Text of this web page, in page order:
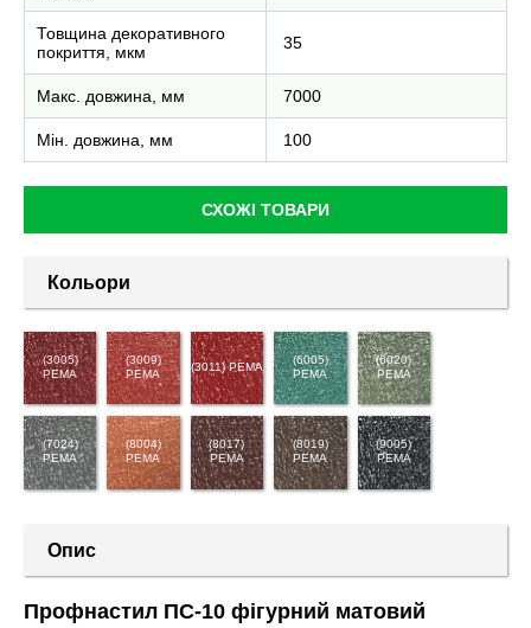
Товщина декоративного
покриття, мкм
35
Макс. довжина, мм 7000
Мін. довжина, мм 100
СХОЖІ ТОВАРИ
Кольори
(3005)
PEMA
(3009)
PEMA
(3011) PEMA
(6005)
PEMA
(6020)
PEMA
(7024)
PEMA
(8004)
PEMA
(8017)
PEMA
(8019)
PEMA
(9005)
PEMA
Опис
Профнастил ПС-10 фігурний матовий